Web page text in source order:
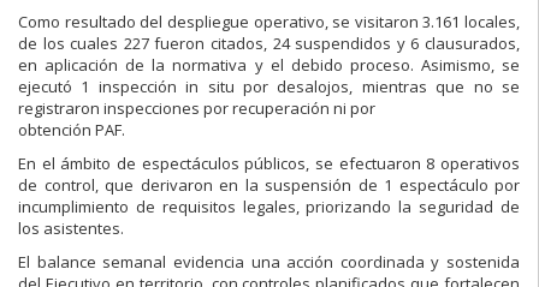
Como resultado del despliegue operativo, se visitaron 3.161 locales,
de los cuales 227 fueron citados, 24 suspendidos y 6 clausurados,
en aplicación de la normativa y el debido proceso. Asimismo, se
ejecutó 1 inspección in situ por desalojos, mientras que no se
registraron inspecciones por recuperación ni por
obtención PAF.
En el ámbito de espectáculos públicos, se efectuaron 8 operativos
de control, que derivaron en la suspensión de 1 espectáculo por
incumplimiento de requisitos legales, priorizando la seguridad de
los asistentes.
El balance semanal evidencia una acción coordinada y sostenida